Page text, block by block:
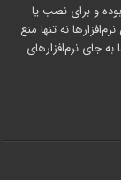
و برای نصب یا
نه تنها منع
به جای نرم‌افزارهای